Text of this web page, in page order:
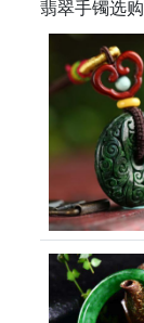
翡翠手镯选购